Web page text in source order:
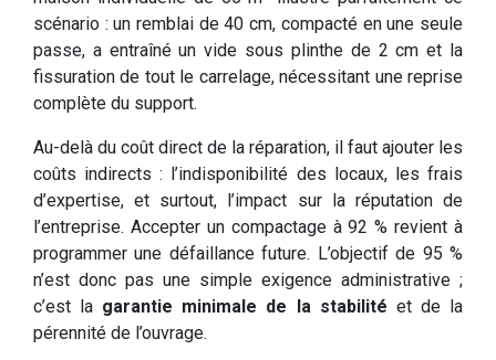
scénario : un remblai de 40 cm, compacté en une seule
passe, a entraîné un vide sous plinthe de 2 cm et la
fissuration de tout le carrelage, nécessitant une reprise
complète du support.
Au-delà du coût direct de la réparation, il faut ajouter les
coûts indirects : l’indisponibilité des locaux, les frais
d’expertise, et surtout, l’impact sur la réputation de
l’entreprise. Accepter un compactage à 92 % revient à
programmer une défaillance future. L’objectif de 95 %
n’est donc pas une simple exigence administrative ;
c’est la garantie minimale de la stabilité et de la
pérennité de l’ouvrage.